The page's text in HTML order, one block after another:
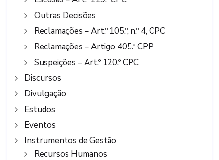
Outras Decisões
Reclamações – Art.º 105.º, n.º 4, CPC
Reclamações – Artigo 405.º CPP
Suspeições – Art.º 120.º CPC
Discursos
Divulgação
Estudos
Eventos
Instrumentos de Gestão
Recursos Humanos